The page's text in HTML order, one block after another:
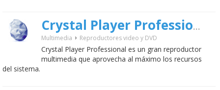
Crystal Player Professional
Multimedia Reproductores video y DVD
Crystal Player Professional es un gran reproductor
multimedia que aprovecha al máximo los recursos
del sistema.